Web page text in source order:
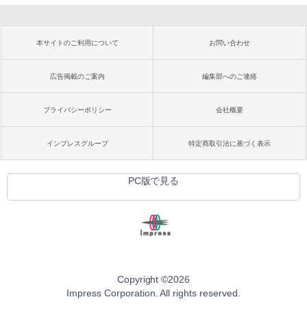
本サイトのご利用について お問い合わせ
広告掲載のご案内 編集部へのご連絡
プライバシーポリシー 会社概要
インプレスグループ 特定商取引法に基づく表示
PC版で見る
Copyright ©2026
Impress Corporation. All rights reserved.